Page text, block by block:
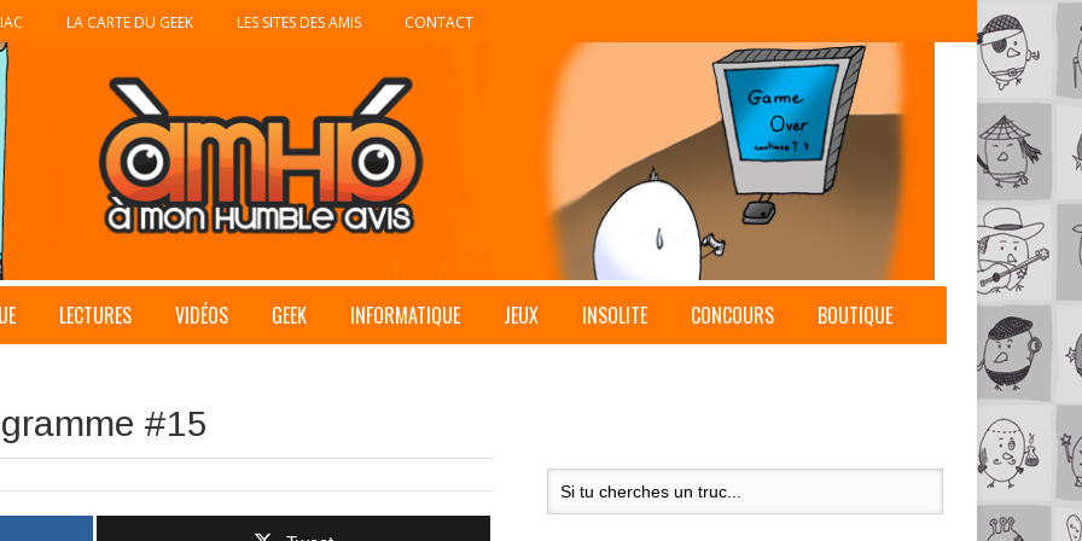
LA CARTE DU GEEK LES SITES DES AMIS CONTACT
LECTURES VIDÉOS GEEK INFORMATIQUE JEUX INSOLITE CONCOURS BOUTIQUE
#15